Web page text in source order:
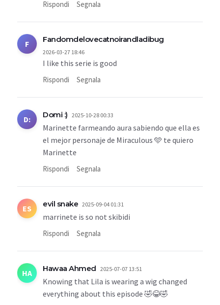
Rispondi Segnala
F Fandomdelovecatnoirandladibug
2026-03-27 18:46
I like this serie is good
Rispondi Segnala
D: Domi :) 2025-10-28 00:33
Marinette farmeando aura sabiendo que ella es
el mejor personaje de Miraculous 🩵 te quiero
Marinette
Rispondi Segnala
ES evil snake 2025-09-04 01:31
marrinete is so not skibidi
Rispondi Segnala
HA Hawaa Ahmed 2025-07-07 13:51
Knowing that Lila is wearing a wig changed
everything about this episode 🤣😂🤣